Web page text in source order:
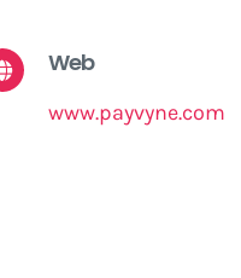
Web
www.payvyne.com